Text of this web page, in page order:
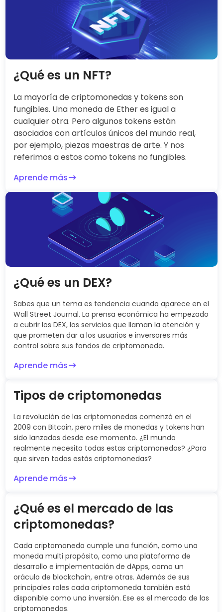
¿Qué es un NFT?
La mayoría de criptomonedas y tokens son
fungibles. Una moneda de Ether es igual a
cualquier otra. Pero algunos tokens están
asociados con artículos únicos del mundo real,
por ejemplo, piezas maestras de arte. Y nos
referimos a estos como tokens no fungibles.
Aprende más
¿Qué es un DEX?
Sabes que un tema es tendencia cuando aparece en el
Wall Street Journal. La prensa económica ha empezado
a cubrir los DEX, los servicios que llaman la atención y
que prometen dar a los usuarios e inversores más
control sobre sus fondos de criptomoneda.
Aprende más
Tipos de criptomonedas
La revolución de las criptomonedas comenzó en el
2009 con Bitcoin, pero miles de monedas y tokens han
sido lanzados desde ese momento. ¿El mundo
realmente necesita todas estas criptomonedas? ¿Para
que sirven todas estás criptomonedas?
Aprende más
¿Qué es el mercado de las
criptomonedas?
Cada criptomoneda cumple una función, como una
moneda multi propósito, como una plataforma de
desarrollo e implementación de dApps, como un
oráculo de blockchain, entre otras. Además de sus
principales roles cada criptomoneda también está
disponible como una inversión. Ese es el mercado de las
criptomonedas.